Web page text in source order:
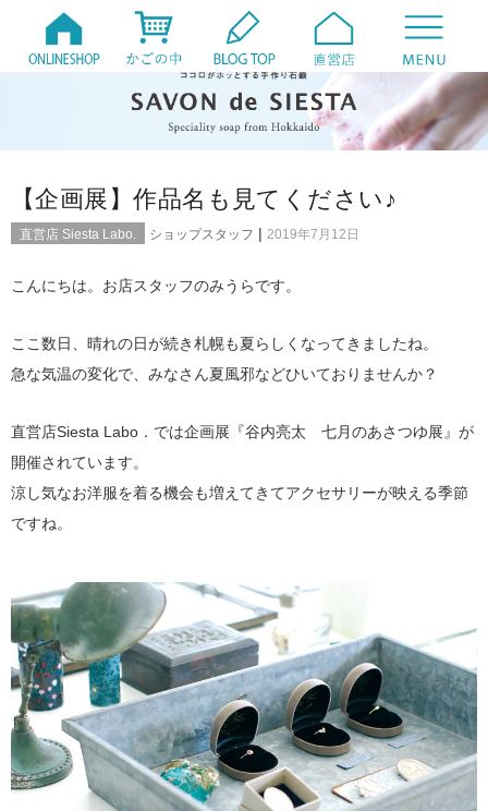
【企画展】作品名も見てください♪
直営店 Siesta Labo. ショップスタッフ | 2019年7月12日
こんにちは。お店スタッフのみうらです。
ここ数日、晴れの日が続き札幌も夏らしくなってきましたね。
急な気温の変化で、みなさん夏風邪などひいておりませんか？
直営店Siesta Labo．では企画展『谷内亮太 七月のあさつゆ展』が
開催されています。
涼し気なお洋服を着る機会も増えてきてアクセサリーが映える季節
ですね。